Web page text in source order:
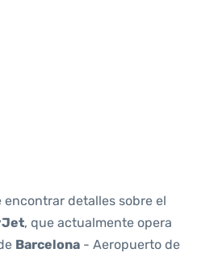
detalles sobre el
, que actualmente opera
Barcelona - Aeropuerto de